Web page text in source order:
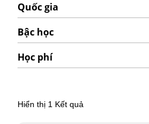
Quốc gia
Bậc học
Học phí
Hiển thị 1 Kết quả